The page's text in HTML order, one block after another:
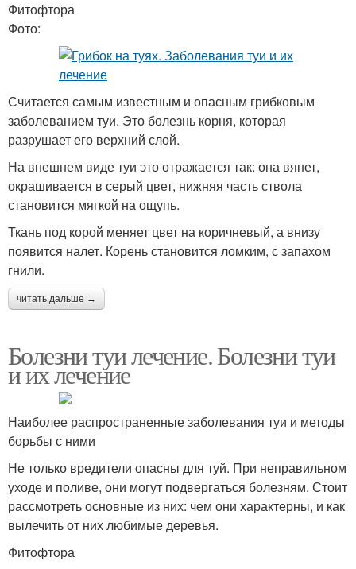
Фитофтора
Фото:
Считается самым известным и опасным грибковым
заболеванием туи. Это болезнь корня, которая
разрушает его верхний слой.
На внешнем виде туи это отражается так: она вянет,
окрашивается в серый цвет, нижняя часть ствола
становится мягкой на ощупь.
Ткань под корой меняет цвет на коричневый, а внизу
появится налет. Корень становится ломким, с запахом
гнили.
читать дальше →
Болезни туи лечение. Болезни туи
и их лечение
Наиболее распространенные заболевания туи и методы
борьбы с ними
Не только вредители опасны для туй. При неправильном
уходе и поливе, они могут подвергаться болезням. Стоит
рассмотреть основные из них: чем они характерны, и как
вылечить от них любимые деревья.
Фитофтора